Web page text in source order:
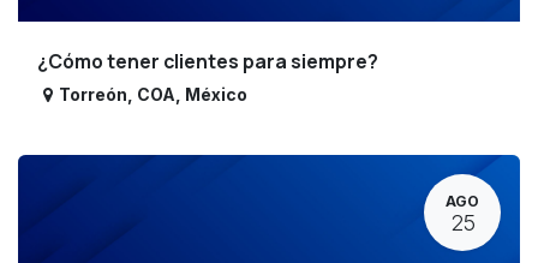
¿Cómo tener clientes para siempre?
Torreón COA México
AGO
25